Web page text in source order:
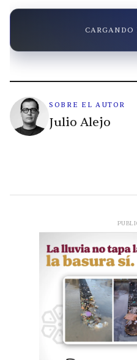
CARGANDO
SOBRE EL AUTOR
Julio Alejo